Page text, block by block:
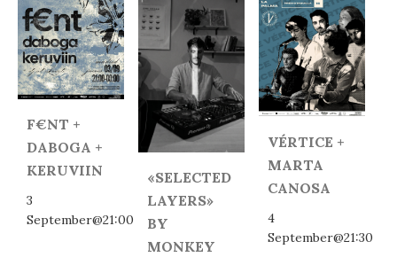
F€NT +
DABOGA +
KERUVIIN
3
September@21:00
«SELECTED
LAYERS»
BY
MONKEY
VÉRTICE +
MARTA
CANOSA
4
September@21:30